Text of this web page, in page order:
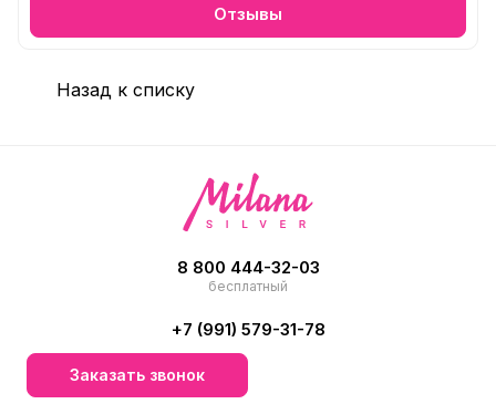
Отзывы
Назад к списку
8 800 444-32-03
бесплатный
+7 (991) 579-31-78
Заказать звонок